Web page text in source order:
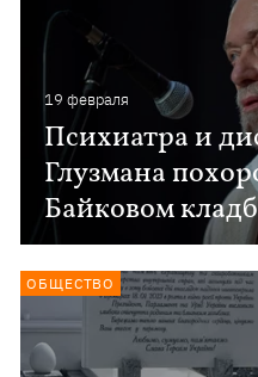
19 февраля
Психиатра и
Глузмана
Байковом
ОБЩЕСТВО